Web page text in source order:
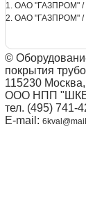
1. ОАО "ГАЗПРОМ"
2. ОАО "ГАЗПРОМ"
©
покрытия
115230
ООО НПП
тел. (495) 741-
E-mail: